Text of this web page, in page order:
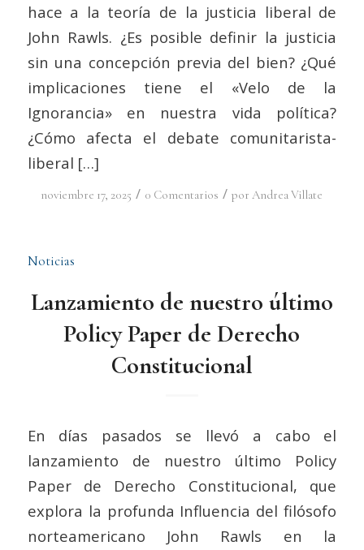
hace a la teoría de la justicia liberal de
John Rawls. ¿Es posible definir la justicia
sin una concepción previa del bien? ¿Qué
implicaciones tiene el «Velo de la
Ignorancia» en nuestra vida política?
¿Cómo afecta el debate comunitarista-
liberal […]
noviembre 17, 2025 / 0 Comentarios / porAndrea Villate
Noticias
Lanzamiento de nuestro último
Policy Paper de Derecho
Constitucional
En días pasados se llevó a cabo el
lanzamiento de nuestro último Policy
Paper de Derecho Constitucional, que
explora la profunda Influencia del filósofo
norteamericano John Rawls en la